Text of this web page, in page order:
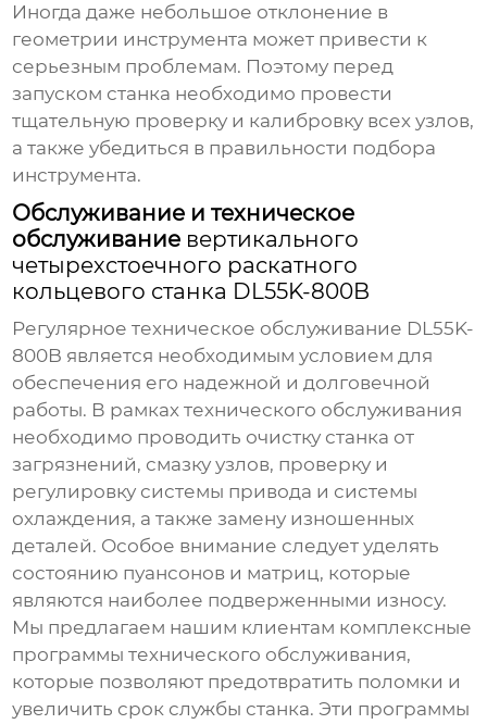
Иногда даже небольшое отклонение в
геометрии инструмента может привести к
серьезным проблемам. Поэтому перед
запуском станка необходимо провести
тщательную проверку и калибровку всех узлов,
а также убедиться в правильности подбора
инструмента.
Обслуживание и техническое
обслуживание вертикального
четырехстоечного раскатного
кольцевого станка DL55K-800B
Регулярное техническое обслуживание DL55K-
800B является необходимым условием для
обеспечения его надежной и долговечной
работы. В рамках технического обслуживания
необходимо проводить очистку станка от
загрязнений, смазку узлов, проверку и
регулировку системы привода и системы
охлаждения, а также замену изношенных
деталей. Особое внимание следует уделять
состоянию пуансонов и матриц, которые
являются наиболее подверженными износу.
Мы предлагаем нашим клиентам комплексные
программы технического обслуживания,
которые позволяют предотвратить поломки и
увеличить срок службы станка. Эти программы